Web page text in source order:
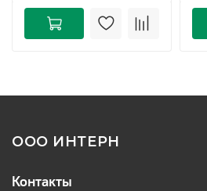
ООО ИНТЕРН
Контакты